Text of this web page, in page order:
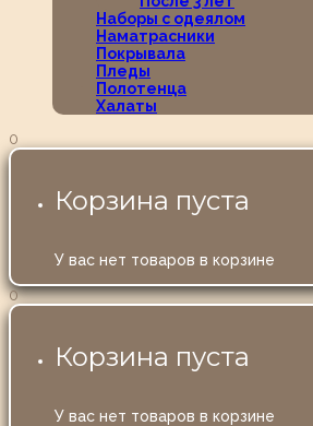
Наборы с одеялом
Наматрасники
Покрывала
Пледы
Полотенца
Халаты
0
Корзина пуста
У вас нет товаров в корзине
0
Корзина пуста
У вас нет товаров в корзине